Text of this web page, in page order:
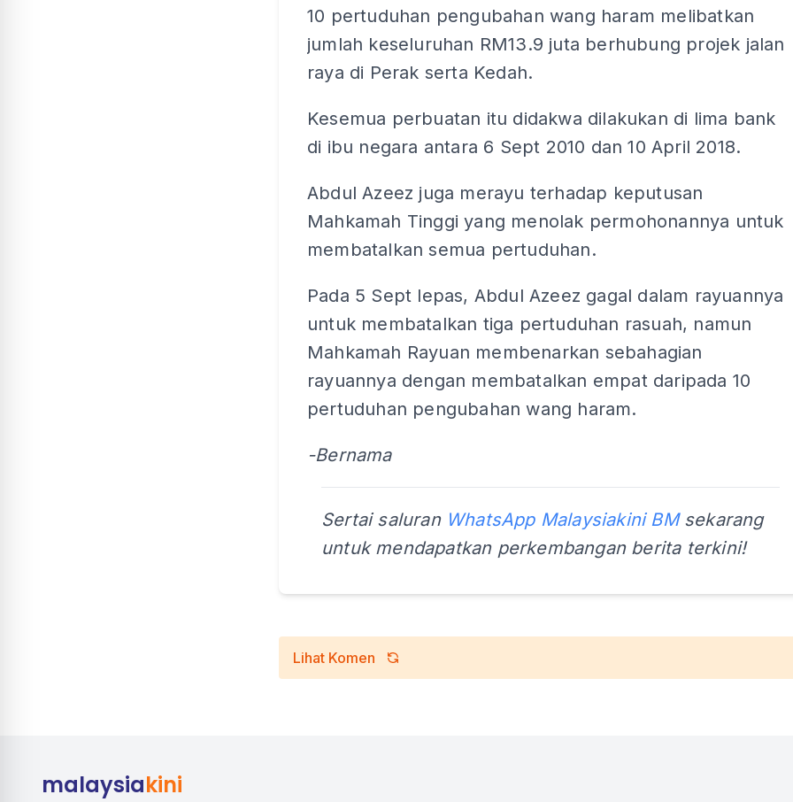
10 pertuduhan pengubahan wang haram melibatkan
jumlah keseluruhan RM13.9 juta berhubung projek jalan
raya di Perak serta Kedah.
Kesemua perbuatan itu didakwa dilakukan di lima bank
di ibu negara antara 6 Sept 2010 dan 10 April 2018.
Abdul Azeez juga merayu terhadap keputusan
Mahkamah Tinggi yang menolak permohonannya untuk
membatalkan semua pertuduhan.
Pada 5 Sept lepas, Abdul Azeez gagal dalam rayuannya
untuk membatalkan tiga pertuduhan rasuah, namun
Mahkamah Rayuan membenarkan sebahagian
rayuannya dengan membatalkan empat daripada 10
pertuduhan pengubahan wang haram.
-Bernama
Sertai saluran WhatsApp Malaysiakini BMsekarang
untuk mendapatkan perkembangan berita terkini!
Lihat Komen
malaysiakini